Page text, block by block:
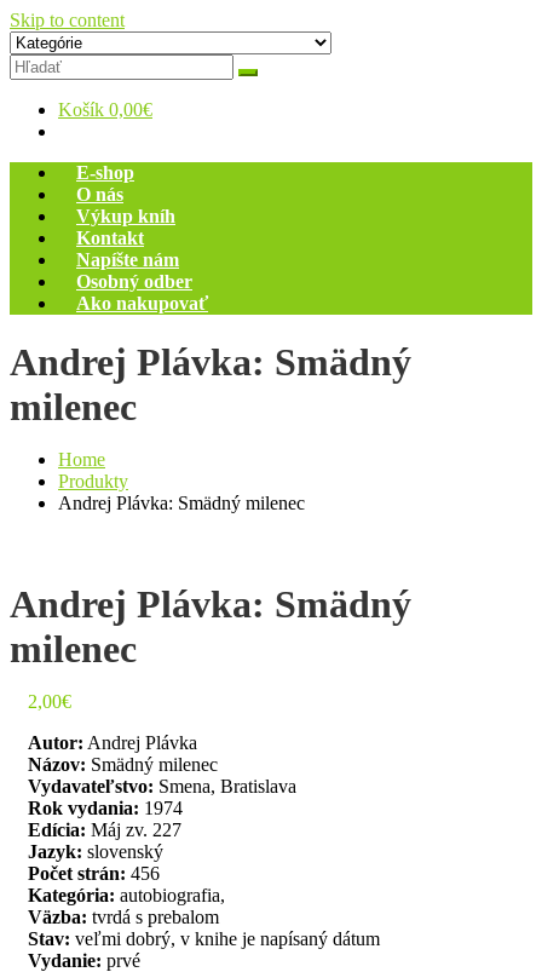
Skip to content
Zelený dom
Antikvariát
Košík 0,00€
E-shop
O nás
Výkup kníh
Kontakt
Napíšte nám
Osobný odber
Ako nakupovať
Andrej Plávka: Smädný
milenec
Home
Produkty
Andrej Plávka: Smädný milenec
Andrej Plávka: Smädný
milenec
2,00€
Autor: Andrej Plávka
Názov: Smädný milenec
Vydavateľstvo: Smena, Bratislava
Rok vydania: 1974
Edícia: Máj zv. 227
Jazyk: slovenský
Počet strán: 456
Kategória: autobiografia,
Väzba: tvrdá s prebalom
Stav: veľmi dobrý, v knihe je napísaný dátum
Vydanie: prvé